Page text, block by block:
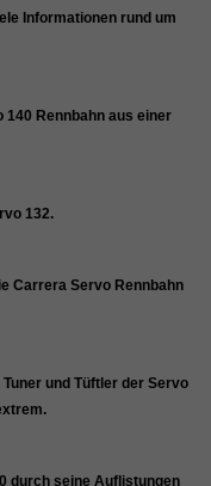
Informationen rund um
Rennbahn aus einer
132.
Carrera Servo Rennbahn
und Tüftler der Servo
durch seine Auflistungen